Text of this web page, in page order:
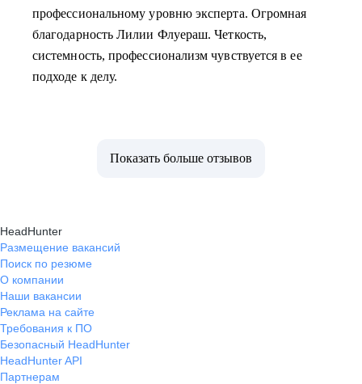
профессиональному уровню эксперта. Огромная
благодарность Лилии Флуераш. Четкость,
системность, профессионализм чувствуется в ее
подходе к делу.
Показать больше отзывов
HeadHunter
Размещение вакансий
Поиск по резюме
О компании
Наши вакансии
Реклама на сайте
Требования к ПО
Безопасный HeadHunter
HeadHunter API
Партнерам